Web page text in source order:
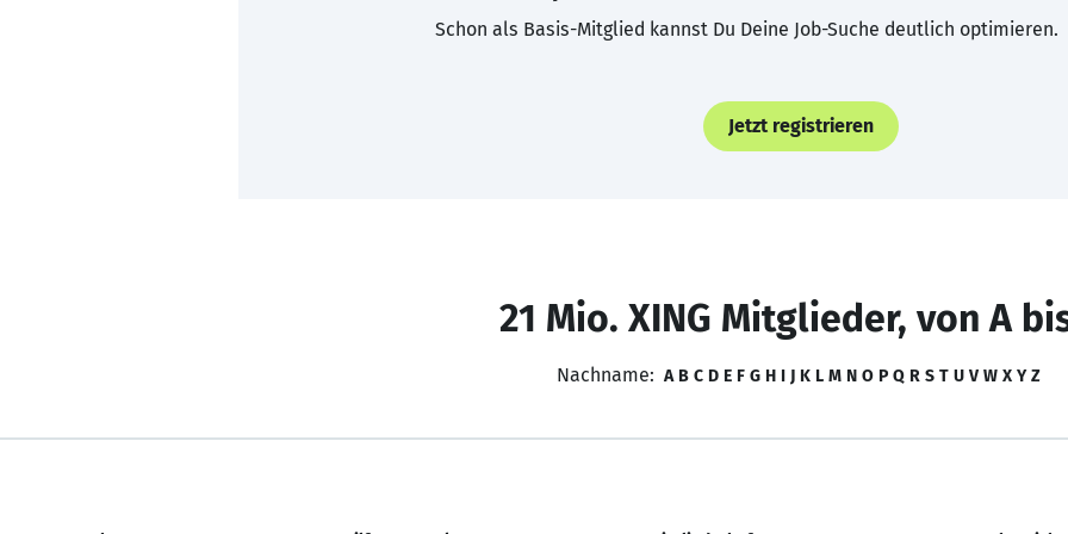
Schon als Basis-Mitglied kannst Du Deine Job-Suche deutlich optimieren.
Jetzt registrieren
21 Mio. XING Mitglieder, von A
Nachname: A B C D E F G H I J K L M N O P Q R S T U V W X Y Z